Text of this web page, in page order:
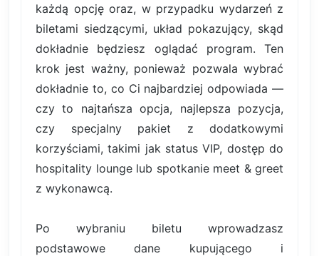
każdą opcję oraz, w przypadku wydarzeń z
biletami siedzącymi, układ pokazujący, skąd
dokładnie będziesz oglądać program. Ten
krok jest ważny, ponieważ pozwala wybrać
dokładnie to, co Ci najbardziej odpowiada —
czy to najtańsza opcja, najlepsza pozycja,
czy specjalny pakiet z dodatkowymi
korzyściami, takimi jak status VIP, dostęp do
hospitality lounge lub spotkanie meet & greet
z wykonawcą.
Po wybraniu biletu wprowadzasz
podstawowe dane kupującego i